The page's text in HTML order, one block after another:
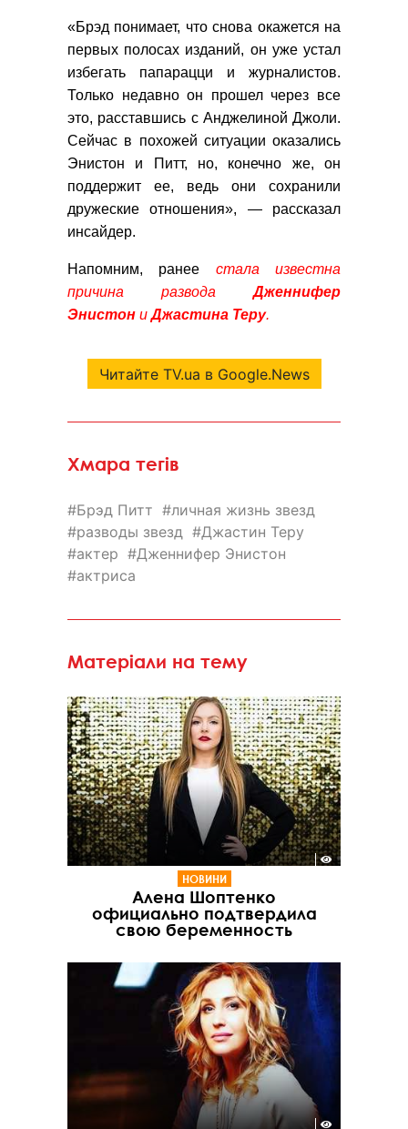
«Брэд понимает, что снова окажется на
первых полосах изданий, он уже устал
избегать папарацци и журналистов.
Только недавно он прошел через все
это, расставшись с Анджелиной Джоли.
Сейчас в похожей ситуации оказались
Энистон и Питт, но, конечно же, он
поддержит ее, ведь они сохранили
дружеские отношения», — рассказал
инсайдер.
Напомним, ранее стала известна
причина разводаДженнифер
Энистон иДжастина Теру.
Читайте TV.ua в Google.News
Хмара тегів
Брэд Питт
личная жизнь звезд
разводы звезд
Джастин Теру
актер
Дженнифер Энистон
актриса
Матеріали на тему
НОВИНИ
Алена Шоптенко
официально подтвердила
свою беременность